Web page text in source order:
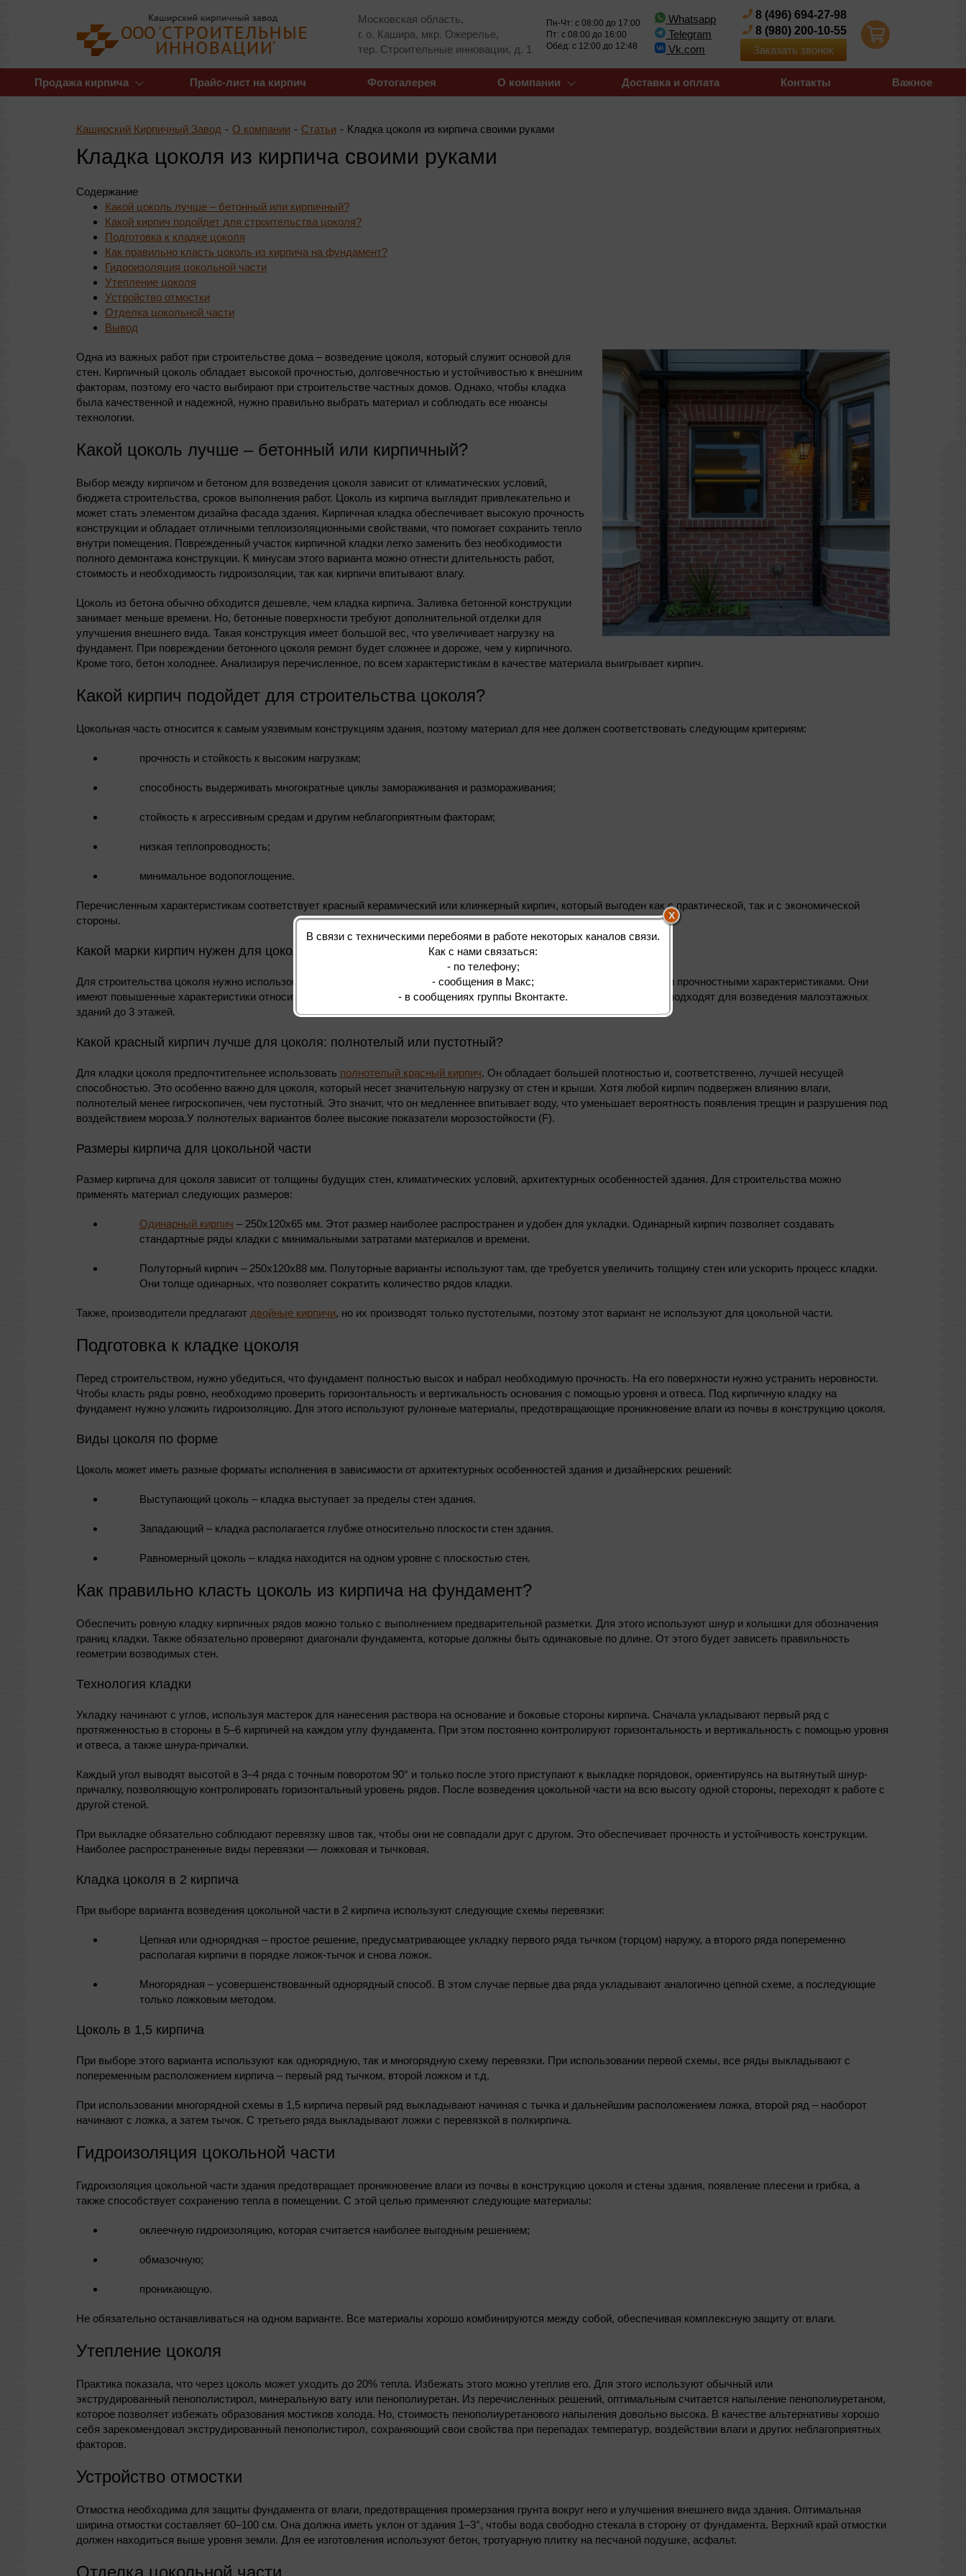
Московская область,
г. о. Кашира, мкр. Ожерелье,
тер. Строительные инновации, д. 1
Пн-Чт: с 08:00 до 17:00
Пт: с 08:00 до 16:00
Обед: с 12:00 до 12:48
Whatsapp
Telegram
Vk.com
8 (496) 694-27-98
8 (980) 200-10-55
Заказать звонок
Продажа кирпича Прайс-лист на кирпич Фотогалерея О компании Доставка и оплата Контакты Важное
Каширский Кирпичный Завод - О компании - Статьи - Кладка цоколя из кирпича своими руками
Кладка цоколя из кирпича своими руками
Содержание
Какой цоколь лучше – бетонный или кирпичный?
Какой кирпич подойдет для строительства цоколя?
Подготовка к кладке цоколя
Как правильно класть цоколь из кирпича на фундамент?
Гидроизоляция цокольной части
Утепление цоколя
Устройство отмостки
Отделка цокольной части
Вывод
Одна из важных работ при строительстве дома – возведение цоколя, который служит основой для
стен. Кирпичный цоколь обладает высокой прочностью, долговечностью и устойчивостью к внешним
факторам, поэтому его часто выбирают при строительстве частных домов. Однако, чтобы кладка
была качественной и надежной, нужно правильно выбрать материал и соблюдать все нюансы
технологии.
Какой цоколь лучше – бетонный или кирпичный?
Выбор между кирпичом и бетоном для возведения цоколя зависит от климатических условий,
бюджета строительства, сроков выполнения работ. Цоколь из кирпича выглядит привлекательно и
может стать элементом дизайна фасада здания. Кирпичная кладка обеспечивает высокую прочность
конструкции и обладает отличными теплоизоляционными свойствами, что помогает сохранить тепло
внутри помещения. Поврежденный участок кирпичной кладки легко заменить без необходимости
полного демонтажа конструкции. К минусам этого варианта можно отнести длительность работ,
стоимость и необходимость гидроизоляции, так как кирпичи впитывают влагу.
Цоколь из бетона обычно обходится дешевле, чем кладка кирпича. Заливка бетонной конструкции
занимает меньше времени. Но, бетонные поверхности требуют дополнительной отделки для
улучшения внешнего вида. Такая конструкция имеет большой вес, что увеличивает нагрузку на
фундамент. При повреждении бетонного цоколя ремонт будет сложнее и дороже, чем у кирпичного.
Кроме того, бетон холоднее. Анализируя перечисленное, по всем характеристикам в качестве материала выигрывает кирпич.
Какой кирпич подойдет для строительства цоколя?
Цокольная часть относится к самым уязвимым конструкциям здания, поэтому материал для нее должен соответствовать следующим критериям:
прочность и стойкость к высоким нагрузкам;
способность выдерживать многократные циклы замораживания и размораживания;
стойкость к агрессивным средам и другим неблагоприятным факторам;
низкая теплопроводность;
минимальное водопоглощение.
Перечисленным характеристикам соответствует красный керамический или клинкерный кирпич, который выгоден как с практической, так и с экономической
стороны.
Какой марки кирпич нужен для цоколя?
Для строительства цоколя нужно использовать кирпичи марки от М-150 до М-250, так как они обладают необходимыми прочностными характеристиками. Они
имеют повышенные характеристики относительно максимальной нагрузки и устойчивости к внешним воздействиям, и подходят для возведения малоэтажных
зданий до 3 этажей.
Какой красный кирпич лучше для цоколя: полнотелый или пустотный?
Для кладки цоколя предпочтительнее использовать полнотелый красный кирпич. Он обладает большей плотностью и, соответственно, лучшей несущей
способностью. Это особенно важно для цоколя, который несет значительную нагрузку от стен и крыши. Хотя любой кирпич подвержен влиянию влаги,
полнотелый менее гигроскопичен, чем пустотный. Это значит, что он медленнее впитывает воду, что уменьшает вероятность появления трещин и разрушения под
воздействием мороза.У полнотелых вариантов более высокие показатели морозостойкости (F).
Размеры кирпича для цокольной части
Размер кирпича для цоколя зависит от толщины будущих стен, климатических условий, архитектурных особенностей здания. Для строительства можно
применять материал следующих размеров:
Одинарный кирпич – 250x120x65 мм. Этот размер наиболее распространен и удобен для укладки. Одинарный кирпич позволяет создавать
стандартные ряды кладки с минимальными затратами материалов и времени.
Полуторный кирпич – 250x120x88 мм. Полуторные варианты используют там, где требуется увеличить толщину стен или ускорить процесс кладки.
Они толще одинарных, что позволяет сократить количество рядов кладки.
Также, производители предлагают двойные кирпичи, но их производят только пустотелыми, поэтому этот вариант не используют для цокольной части.
Подготовка к кладке цоколя
Перед строительством, нужно убедиться, что фундамент полностью высох и набрал необходимую прочность. На его поверхности нужно устранить неровности.
Чтобы класть ряды ровно, необходимо проверить горизонтальность и вертикальность основания с помощью уровня и отвеса. Под кирпичную кладку на
фундамент нужно уложить гидроизоляцию. Для этого используют рулонные материалы, предотвращающие проникновение влаги из почвы в конструкцию цоколя.
Виды цоколя по форме
Цоколь может иметь разные форматы исполнения в зависимости от архитектурных особенностей здания и дизайнерских решений:
Выступающий цоколь – кладка выступает за пределы стен здания.
Западающий – кладка располагается глубже относительно плоскости стен здания.
Равномерный цоколь – кладка находится на одном уровне с плоскостью стен.
Как правильно класть цоколь из кирпича на фундамент?
Обеспечить ровную кладку кирпичных рядов можно только с выполнением предварительной разметки. Для этого используют шнур и колышки для обозначения
границ кладки. Также обязательно проверяют диагонали фундамента, которые должны быть одинаковые по длине. От этого будет зависеть правильность
геометрии возводимых стен.
Технология кладки
Укладку начинают с углов, используя мастерок для нанесения раствора на основание и боковые стороны кирпича. Сначала укладывают первый ряд с
протяженностью в стороны в 5–6 кирпичей на каждом углу фундамента. При этом постоянно контролируют горизонтальность и вертикальность с помощью уровня
и отвеса, а также шнура-причалки.
Каждый угол выводят высотой в 3–4 ряда с точным поворотом 90° и только после этого приступают к выкладке порядовок, ориентируясь на вытянутый шнур-
причалку, позволяющую контролировать горизонтальный уровень рядов. После возведения цокольной части на всю высоту одной стороны, переходят к работе с
другой стеной.
При выкладке обязательно соблюдают перевязку швов так, чтобы они не совпадали друг с другом. Это обеспечивает прочность и устойчивость конструкции.
Наиболее распространенные виды перевязки — ложковая и тычковая.
Кладка цоколя в 2 кирпича
При выборе варианта возведения цокольной части в 2 кирпича используют следующие схемы перевязки:
Цепная или однорядная – простое решение, предусматривающее укладку первого ряда тычком (торцом) наружу, а второго ряда попеременно
располагая кирпичи в порядке ложок-тычок и снова ложок.
Многорядная – усовершенствованный однорядный способ. В этом случае первые два ряда укладывают аналогично цепной схеме, а последующие
только ложковым методом.
Цоколь в 1,5 кирпича
При выборе этого варианта используют как однорядную, так и многорядную схему перевязки. При использовании первой схемы, все ряды выкладывают с
попеременным расположением кирпича – первый ряд тычком, второй ложком и т.д.
При использовании многорядной схемы в 1,5 кирпича первый ряд выкладывают начиная с тычка и дальнейшим расположением ложка, второй ряд – наоборот
начинают с ложка, а затем тычок. С третьего ряда выкладывают ложки с перевязкой в полкирпича.
Гидроизоляция цокольной части
Гидроизоляция цокольной части здания предотвращает проникновение влаги из почвы в конструкцию цоколя и стены здания, появление плесени и грибка, а
также способствует сохранению тепла в помещении. С этой целью применяют следующие материалы:
оклеечную гидроизоляцию, которая считается наиболее выгодным решением;
обмазочную;
проникающую.
Не обязательно останавливаться на одном варианте. Все материалы хорошо комбинируются между собой, обеспечивая комплексную защиту от влаги.
Утепление цоколя
Практика показала, что через цоколь может уходить до 20% тепла. Избежать этого можно утеплив его. Для этого используют обычный или
экструдированный пенополистирол, минеральную вату или пенополиуретан. Из перечисленных решений, оптимальным считается напыление пенополиуретаном,
которое позволяет избежать образования мостиков холода. Но, стоимость пенополиуретанового напыления довольно высока. В качестве альтернативы хорошо
себя зарекомендовал экструдированный пенополистирол, сохраняющий свои свойства при перепадах температур, воздействии влаги и других неблагоприятных
факторов.
Устройство отмостки
Отмостка необходима для защиты фундамента от влаги, предотвращения промерзания грунта вокруг него и улучшения внешнего вида здания. Оптимальная
ширина отмостки составляет 60–100 см. Она должна иметь уклон от здания 1–3°, чтобы вода свободно стекала в сторону от фундамента. Верхний край отмостки
должен находиться выше уровня земли. Для ее изготовления используют бетон, тротуарную плитку на песчаной подушке, асфальт.
Отделка цокольной части
В связи с техническими перебоями в работе некоторых каналов связи.
Как с нами связаться:
- по телефону;
- сообщения в Макс;
- в сообщениях группы Вконтакте.